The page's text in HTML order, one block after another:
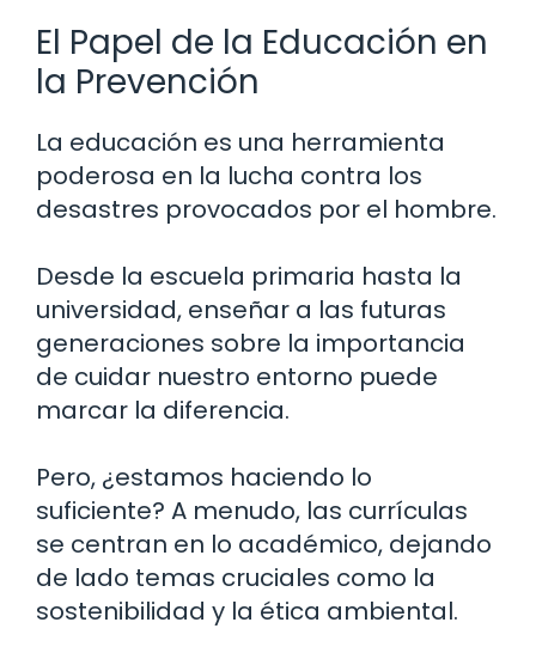
El Papel de la Educación en
la Prevención
La educación es una herramienta
poderosa en la lucha contra los
desastres provocados por el hombre.
Desde la escuela primaria hasta la
universidad, enseñar a las futuras
generaciones sobre la importancia
de cuidar nuestro entorno puede
marcar la diferencia.
Pero, ¿estamos haciendo lo
suficiente? A menudo, las currículas
se centran en lo académico, dejando
de lado temas cruciales como la
sostenibilidad y la ética ambiental.